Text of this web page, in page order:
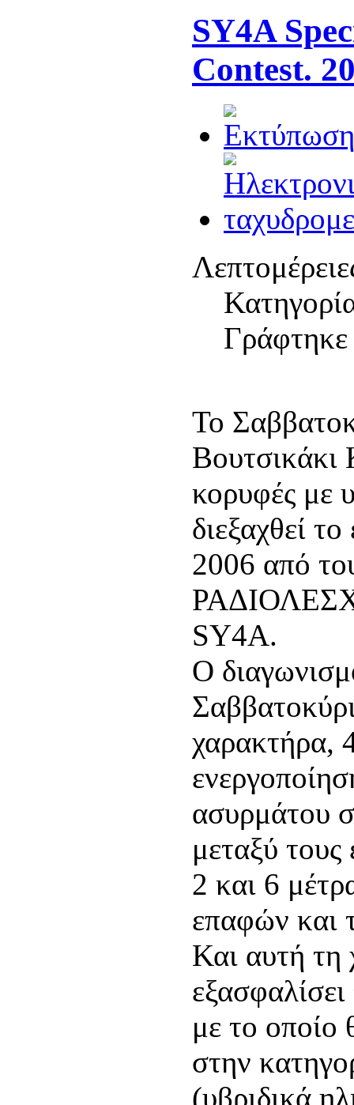
SY4A
Contest.
Το
κορυφές με
διεξαχθεί
2006 από
SY4A.
Ο
χαρακτήρα,
ασυρμάτου
μεταξύ
2 και 6
επαφών και
Και αυτή τη
με το οποίο
στην
(υβριδικά